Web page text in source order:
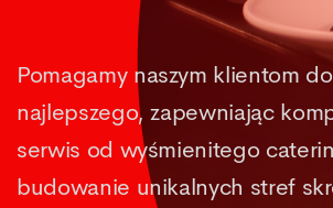
Pomagamy naszym klientom
najlepszego, zapewniając
serwis od wyśmienitego
budowanie unikalnych stref